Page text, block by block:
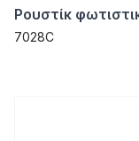
Ρουστίκ
7028C